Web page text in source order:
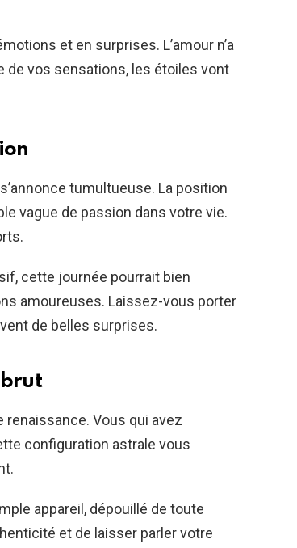
et en surprises. L’amour n’a
de vos sensations, les étoiles vont
tumultueuse. La position
vague de passion dans votre vie.
cette journée pourrait bien
amoureuses. Laissez-vous porter
de belles surprises.
brut
renaissance. Vous qui avez
configuration astrale vous
appareil, dépouillé de toute
et de laisser parler votre